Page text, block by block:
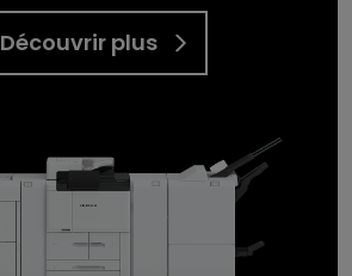
Découvrir plus